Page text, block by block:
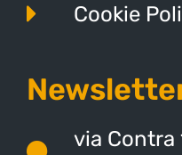
Cookie
via Contra